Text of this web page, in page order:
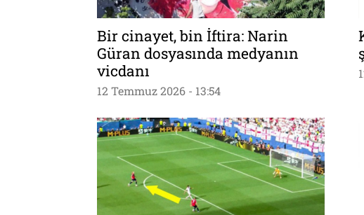
Bir cinayet, bin İftira: Narin
Güran dosyasında medyanın
vicdanı
12 Temmuz 2026 - 13:54